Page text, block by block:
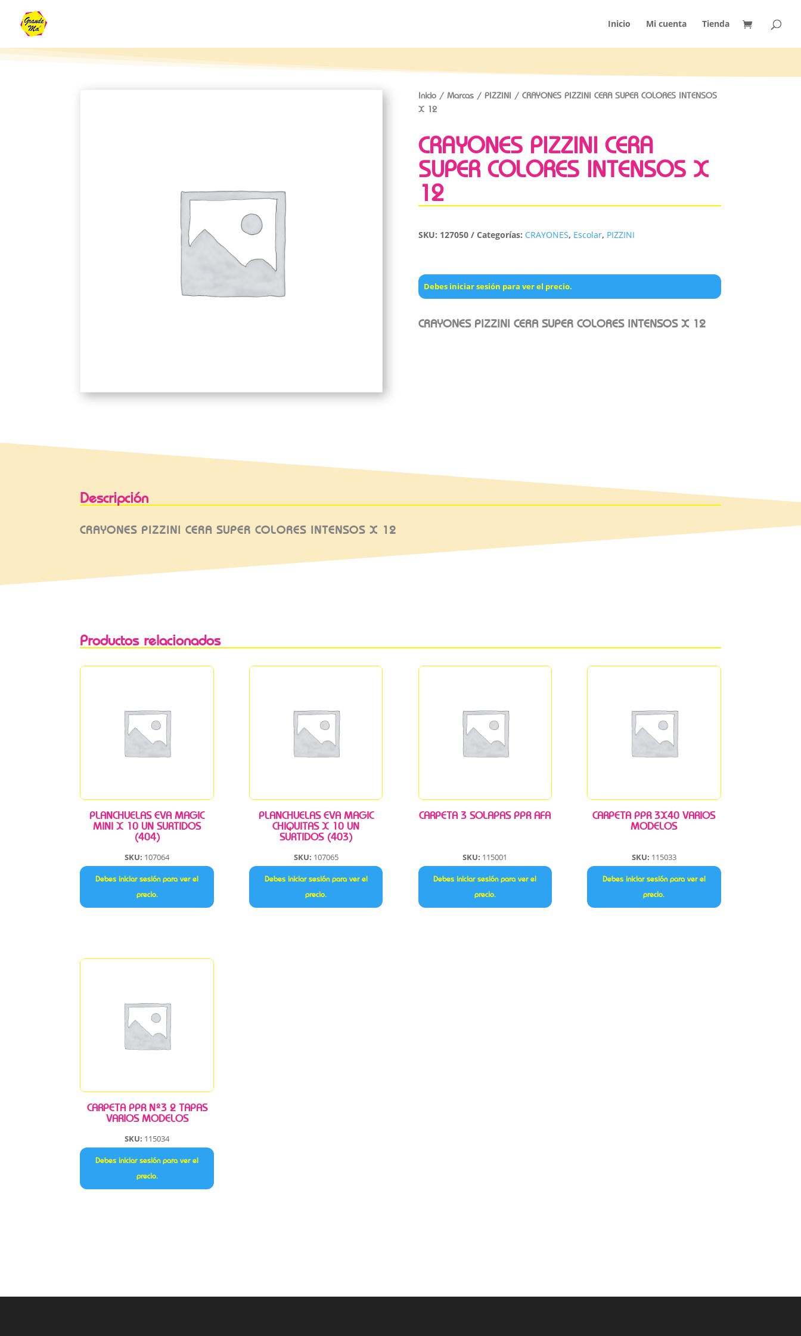
Inicio Mi cuenta Tienda
Inicio/ Marcas/ PIZZINI / CRAYONES PIZZINI CERA SUPER COLORES INTENSOS
X 12
CRAYONES PIZZINI CERA
SUPER COLORES INTENSOS X
12
SKU: 127050 Categorías: CRAYONES, Escolar, PIZZINI
Debes iniciar sesión para ver el precio.
CRAYONES PIZZINI CERA SUPER COLORES INTENSOS X 12
Descripción
CRAYONES PIZZINI CERA SUPER COLORES INTENSOS X 12
Productos relacionados
PLANCHUELAS EVA MAGIC
MINI X 10 UN SURTIDOS
(404)
SKU: 107064
Debes iniciar sesión para ver el
precio.
PLANCHUELAS EVA MAGIC
CHIQUITAS X 10 UN
SURTIDOS (403)
SKU: 107065
Debes iniciar sesión para ver el
precio.
CARPETA 3 SOLAPAS PPR AFA
SKU: 115001
Debes iniciar sesión para ver el
precio.
CARPETA PPR 3X40 VARIOS
MODELOS
SKU: 115033
Debes iniciar sesión para ver el
precio.
CARPETA PPR Nº3 2 TAPAS
VARIOS MODELOS
SKU: 115034
Debes iniciar sesión para ver el
precio.